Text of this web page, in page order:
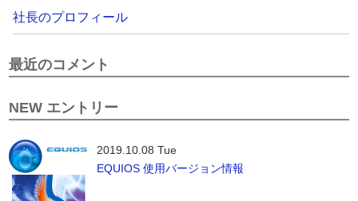
社長のプロフィール
最近のコメント
NEW エントリー
2019.10.08 Tue
EQUIOS 使用バージョン情報